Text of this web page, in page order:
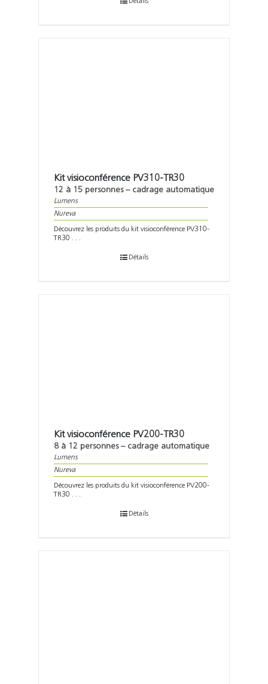
Kit visioconférence PV310-TR30
12 à 15 personnes – cadrage automatique
Lumens
Nureva
Découvrez les produits du kit visioconférence PV310-
TR30 . . .
Détails
Kit visioconférence PV200-TR30
8 à 12 personnes – cadrage automatique
Lumens
Nureva
Découvrez les produits du kit visioconférence PV200-
TR30 . . .
Détails